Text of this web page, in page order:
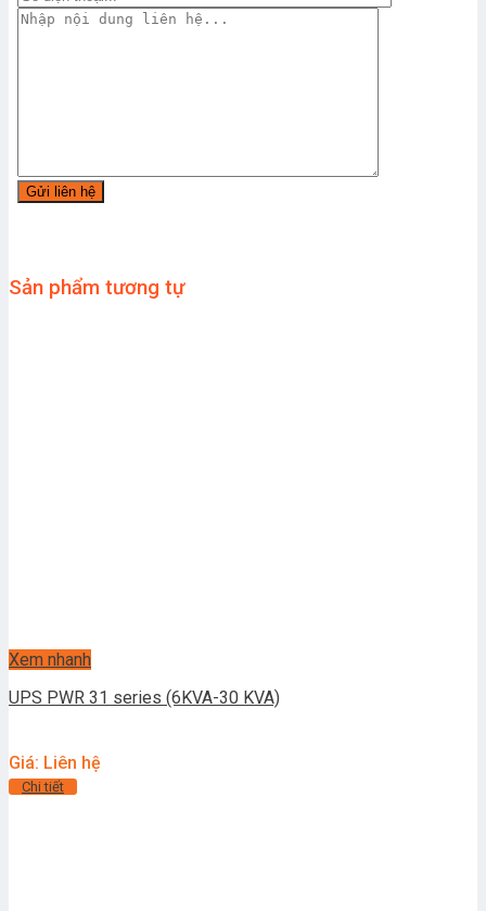
Sản phẩm tương tự
Xem nhanh
UPS PWR 31 series (6KVA-30 KVA)
Giá: Liên hệ
Chi tiết